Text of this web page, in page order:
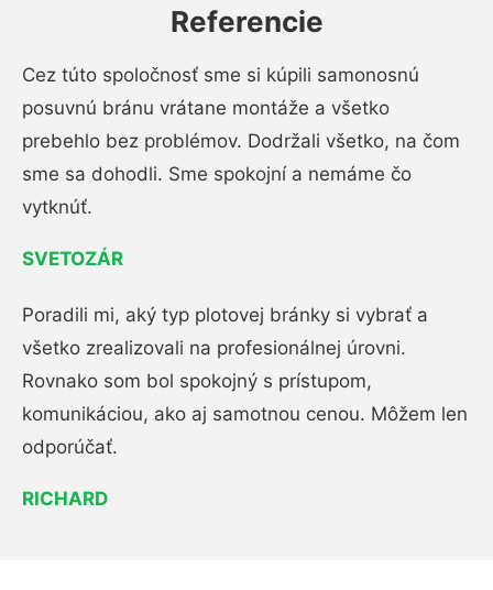
Referencie
Cez túto spoločnosť sme si kúpili samonosnú
posuvnú bránu vrátane montáže a všetko
prebehlo bez problémov. Dodržali všetko, na čom
sme sa dohodli. Sme spokojní a nemáme čo
vytknúť.
SVETOZÁR
Poradili mi, aký typ plotovej bránky si vybrať a
všetko zrealizovali na profesionálnej úrovni.
Rovnako som bol spokojný s prístupom,
komunikáciou, ako aj samotnou cenou. Môžem len
odporúčať.
RICHARD